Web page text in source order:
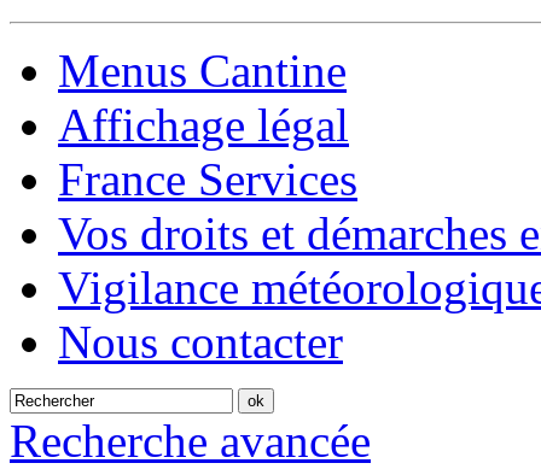
Menus Cantine
Affichage légal
France Services
Vos droits et démarches
Vigilance
Nous contacter
Recherche avancée